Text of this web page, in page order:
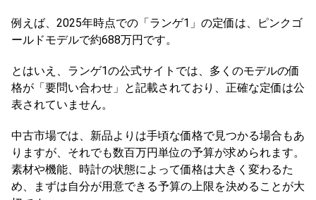
例えば、2025年時点での「ランゲ1」の定価は、ピンクゴ
ールドモデルで約688万円です。
とはいえ、ランゲ1の公式サイトでは、多くのモデルの価
格が「要問い合わせ」と記載されており、正確な定価は公
表されていません。
中古市場では、新品よりは手頃な価格で見つかる場合もあ
りますが、それでも数百万円単位の予算が求められます。
素材や機能、時計の状態によって価格は大きく変わるた
め、まずは自分が用意できる予算の上限を決めることが大